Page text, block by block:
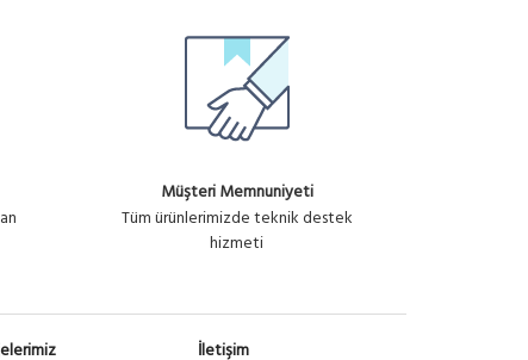
Müşteri Memnuniyeti
Tüm ürünlerimizde teknik destek
hizmeti
İletişim